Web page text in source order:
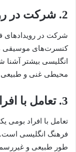
2. شرکت در رویدادهای فرهنگی
شرکت در رویدادهای
کنسرت‌های موسیقی
انگلیسی بیشتر آشنا
محیطی غنی و طبیعی
3. تعامل با افراد بومی
تعامل با افراد بومی
فرهنگ انگلیسی است.
طور طبیعی و